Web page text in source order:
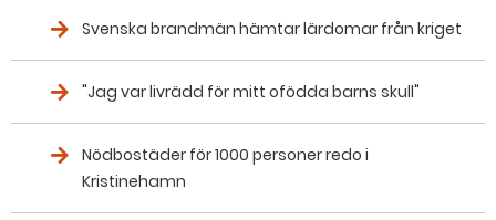
Svenska brandmän hämtar lärdomar från kriget
"Jag var livrädd för mitt ofödda barns skull"
Nödbostäder för 1000 personer redo i
Kristinehamn